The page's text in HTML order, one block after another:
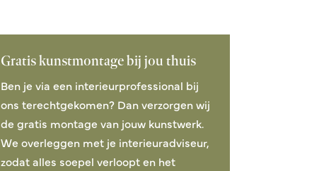
Gratis kunstmontage bij jou thuis
Ben je via een interieurprofessional bij
ons terechtgekomen? Dan verzorgen wij
de gratis montage van jouw kunstwerk.
We overleggen met je interieuradviseur,
zodat alles soepel verloopt en het